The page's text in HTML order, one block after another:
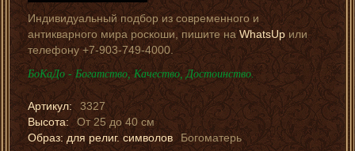
Индивидуальный подбор из современного и
антикварного мира роскоши, пишите наWhatsUpили
телефону +7-903-749-4000.
БоКаДо - Богатство, Качество, Достоинство.
Артикул:
3327
Высота:
От 25 до 40 см
Образ: для религ. символов
Богоматерь